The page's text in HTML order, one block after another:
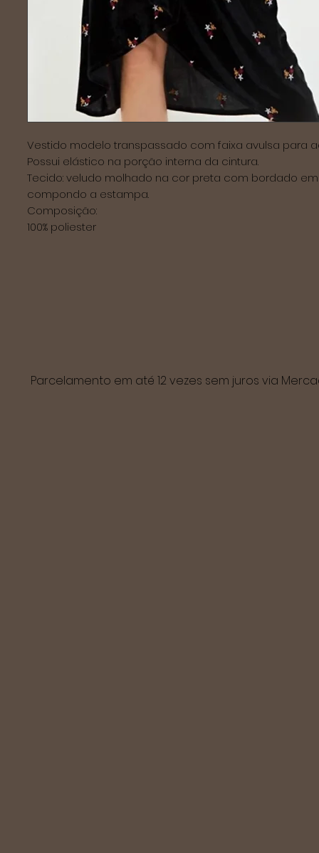
Vestido modelo transpassado com faixa avulsa para
Possui elástico na porção interna da cintura.
Tecido: veludo molhado na cor preta com bordado em
compondo a estampa.
Composição:
100% poliester
Parcelamento em até 12 vezes sem juros via